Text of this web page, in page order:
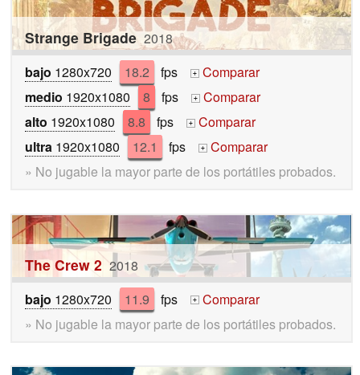
Strange Brigade 2018
bajo 1280x720 18.2 fps +
Comparar
medio 1920x1080 8 fps +
Comparar
alto 1920x1080 8.8 fps +
Comparar
ultra 1920x1080 12.1 fps +
Comparar
» No jugable la mayor parte de los portátiles probados.
The Crew 2 2018
bajo 1280x720 11.9 fps +
Comparar
» No jugable la mayor parte de los portátiles probados.